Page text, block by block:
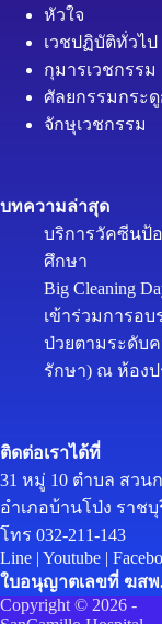
หัวใจ
เวชปฏิบัติทั่วไป
กุมารเวชกรรม
ศัลยกรรมกระ
จักษุเวชกรรม
บทความล่าสุด
บริการวัคซีนป้
ศึกษา
Big Cleaning
เข้าร่วมการอบ
ป่วยตามระดับ
รักษา) ณ ห้อง
ติดต่อเราได้ที่
31 หมู่ 10 ตำบล สวน
อำเภอบ้านโป่ง ราชบุ
โทร 032-211-143
Line | Youtube |
ใบอนุญาตเลขที่ ฆส
Copyright © 2026 -